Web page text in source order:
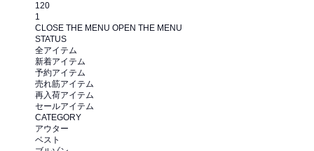
120
1
CLOSE THE MENU OPEN THE MENU
STATUS
全アイテム
新着アイテム
予約アイテム
売れ筋アイテム
再入荷アイテム
セールアイテム
CATEGORY
アウター
ベスト